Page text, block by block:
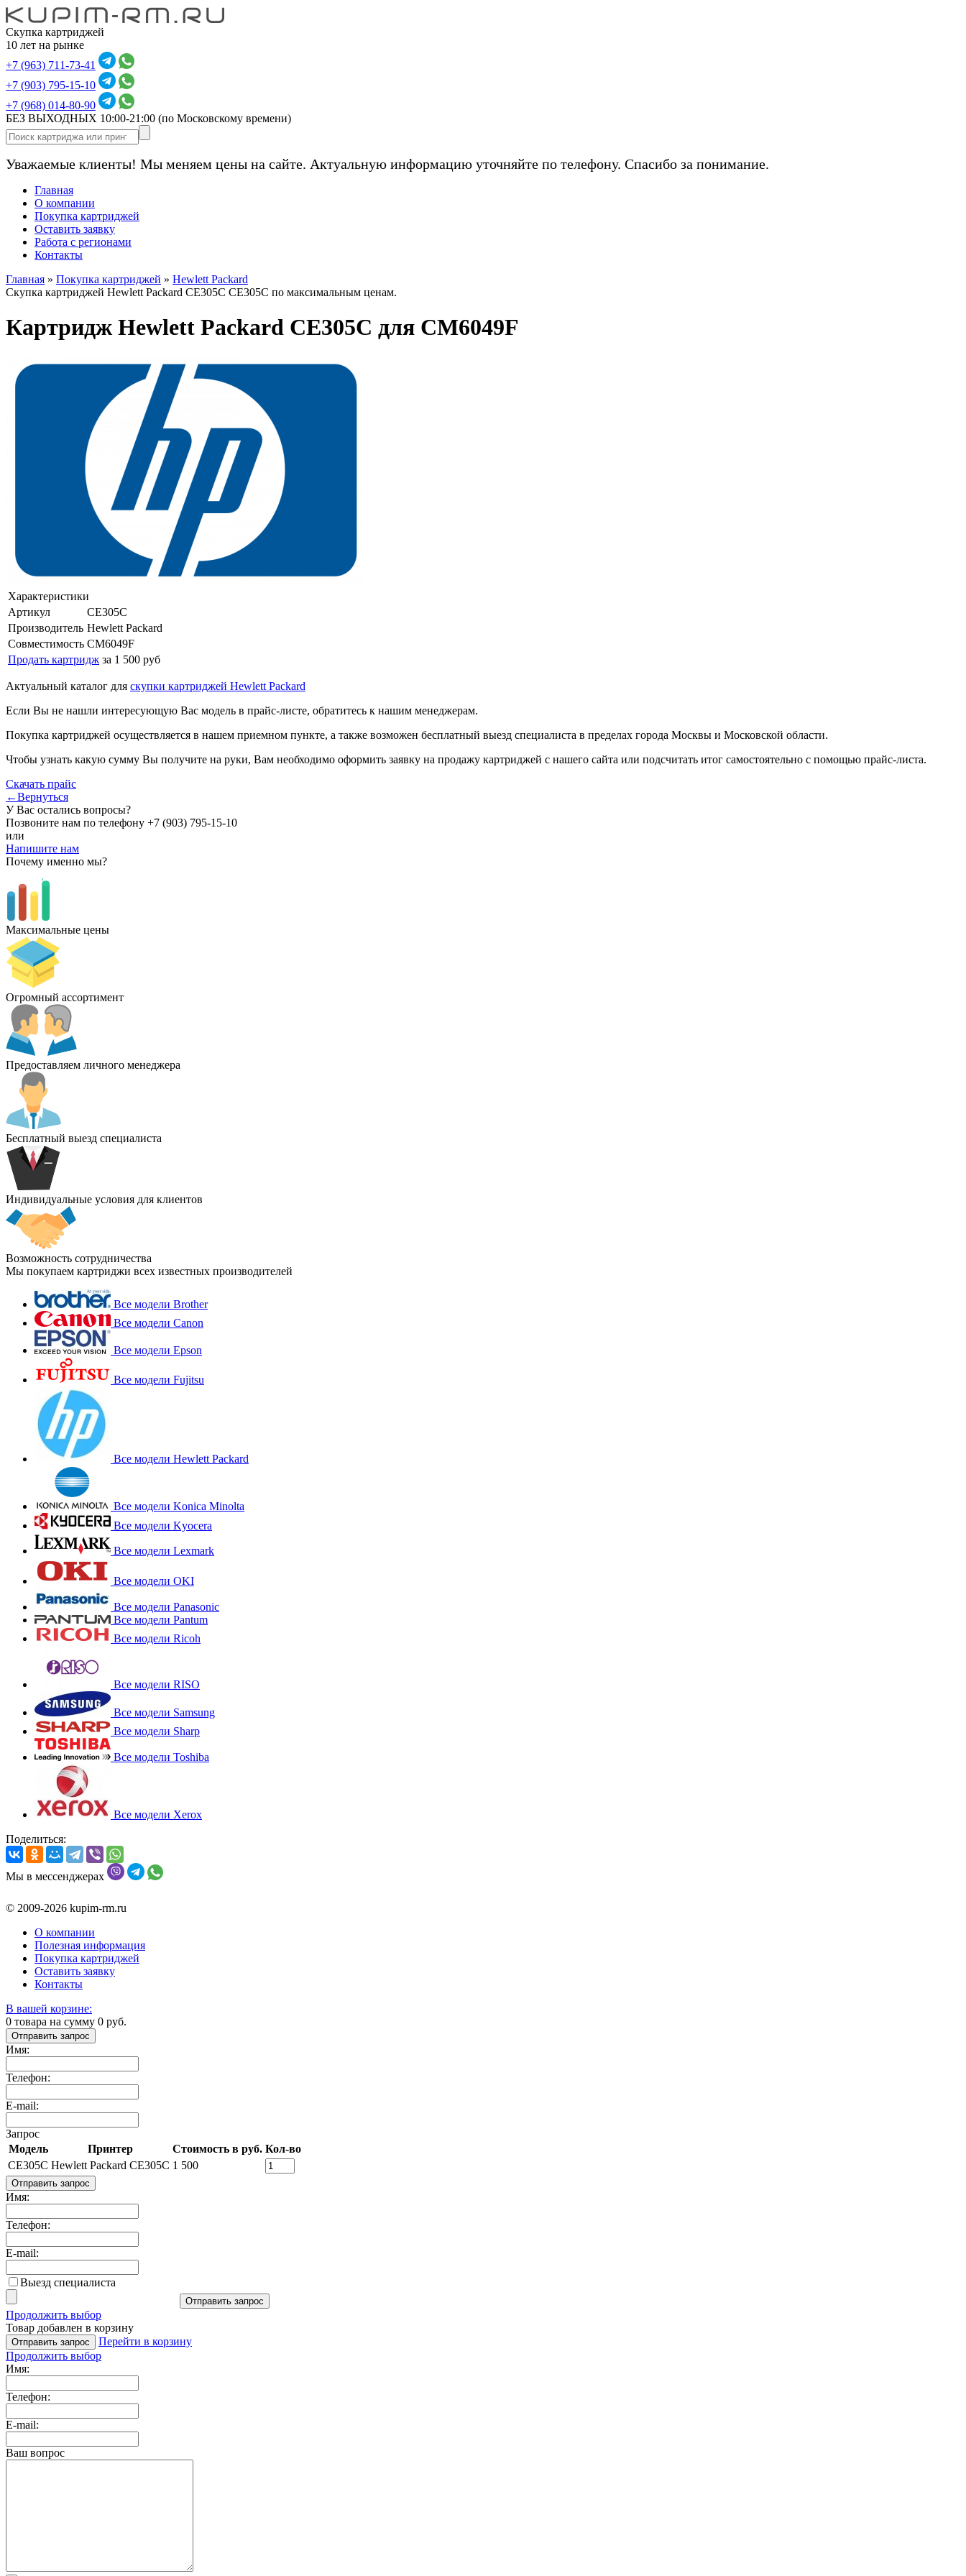
Скупка картриджей
10 лет на рынке
+7 (963) 711-73-41
+7 (903) 795-15-10
+7 (968) 014-80-90
БЕЗ ВЫХОДНЫХ 10:00-21:00 (по Московскому времени)
Уважаемые клиенты! Мы меняем цены на сайте. Актуальную информацию уточняйте по телефону. Спасибо за понимание.
Главная
О компании
Покупка картриджей
Оставить заявку
Работа с регионами
Контакты
Главная » Покупка картриджей » Hewlett Packard
Скупка картриджей Hewlett Packard CE305C CE305C по максимальным ценам.
Картридж Hewlett Packard CE305C для CM6049F
Характеристики
Артикул
CE305C
Производитель Hewlett Packard
Совместимость CM6049F
Продать картридж за 1 500 руб
Актуальный каталог для скупки картриджей Hewlett Packard
Если Вы не нашли интересующую Вас модель в прайс-листе, обратитесь к нашим менеджерам.
Покупка картриджей осуществляется в нашем приемном пункте, а также возможен бесплатный выезд специалиста в пределах города Москвы и Московской области.
Чтобы узнать какую сумму Вы получите на руки, Вам необходимо оформить заявку на продажу картриджей с нашего сайта или подсчитать итог самостоятельно с помощью прайс-листа.
Скачать прайс
←Вернуться
У Вас остались вопросы?
Позвоните нам по телефону +7 (903) 795-15-10
или
Напишите нам
Почему именно мы?
Максимальные цены
Огромный ассортимент
Предоставляем личного менеджера
Бесплатный выезд специалиста
Индивидуальные условия для клиентов
Возможность сотрудничества
Мы покупаем картриджи всех известных производителей
Все модели Brother
Все модели Canon
Все модели Epson
Все модели Fujitsu
Все модели Hewlett Packard
Все модели Konica Minolta
Все модели Kyocera
Все модели Lexmark
Все модели OKI
Все модели Panasonic
Все модели Pantum
Все модели Ricoh
Все модели RISO
Все модели Samsung
Все модели Sharp
Все модели Toshiba
Все модели Xerox
Поделиться:
Мы в мессенджерах
© 2009-2026 kupim-rm.ru
О компании
Полезная информация
Покупка картриджей
Оставить заявку
Контакты
В вашей корзине:
0 товара на сумму 0 руб.
Отправить запрос
Имя:
Телефон:
E-mail:
Запрос
Модель
Принтер Стоимость в руб. Кол-во
CE305C Hewlett Packard CE305C 1 500
Отправить запрос
Имя:
Телефон:
E-mail:
Выезд специалиста
Отправить запрос
Продолжить выбор
Товар добавлен в корзину
Отправить запрос
Перейти в корзину
Продолжить выбор
Имя:
Телефон:
E-mail:
Ваш вопрос